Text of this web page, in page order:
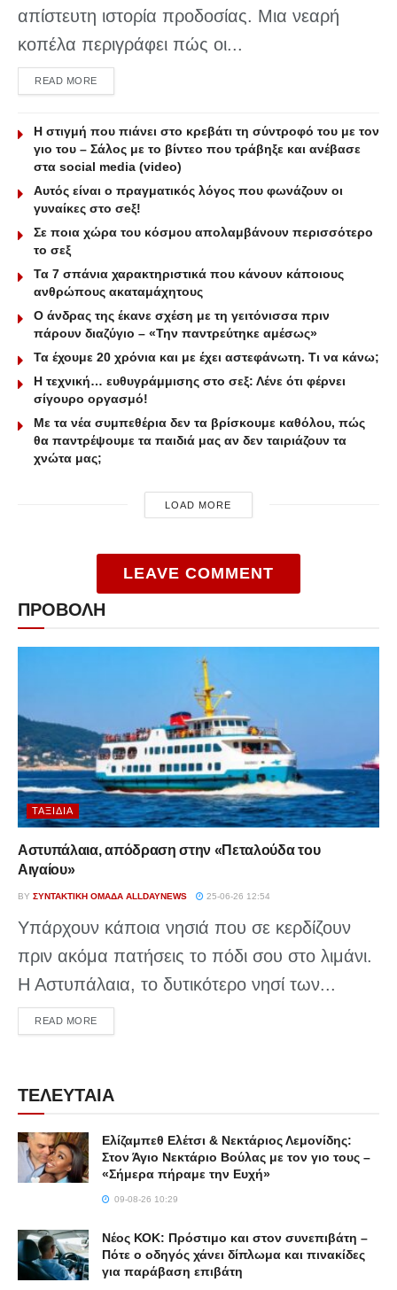
απίστευτη ιστορία προδοσίας. Μια νεαρή
κοπέλα περιγράφει πώς οι...
READ MOREDETAILS
Η στιγμή που πιάνει στο κρεβάτι τη σύντροφό του με τον
γιo του – Σάλος με το βίντεο που τράβηξε και ανέβασε
στα social media (video)
Αυτός είναι ο πραγματικός λόγος που φωνάζουν οι
γυναίκες στο σeξ!
Σε ποια χώρα του κόσμου απολαμβάνουν περισσότερο
το σεξ
Τα 7 σπάνια χαρακτηριστικά που κάνουν κάποιους
ανθρώπους ακαταμάχητους
Ο άνδρας της έκανε σχέση με τη γειτόνισσα πριν
πάρουν διαζύγιο – «Την παντρεύτηκε αμέσως»
Τα έχουμε 20 χρόνια και με έχει αστεφάνωτη. Τι να κάνω;
Η τεχνική… ευθυγράμμισης στο σεξ: Λένε ότι φέρνει
σίγουρο οργασμό!
Με τα νέα συμπεθέρια δεν τα βρίσκουμε καθόλου, πώς
θα παντρέψουμε τα παιδιά μας αν δεν ταιριάζουν τα
χνώτα μας;
LOAD MORE
LEAVE COMMENT
ΠΡΟΒΟΛΗ
ΤΑΞΊΔΙΑ
Αστυπάλαια, απόδραση στην «Πεταλούδα του
Αιγαίου»
BY ΣΥΝΤΑΚΤΙΚΉ ΟΜΆΔΑ ALLDAYNEWS 25-06-26 12:54
Υπάρχουν κάποια νησιά που σε κερδίζουν
πριν ακόμα πατήσεις το πόδι σου στο λιμάνι.
Η Αστυπάλαια, το δυτικότερο νησί των...
READ MOREDETAILS
ΤΕΛΕΥΤΑΙΑ
Ελίζαμπεθ Ελέτσι & Νεκτάριος Λεμονίδης:
Στον Άγιο Νεκτάριο Βούλας με τον γιο τους –
«Σήμερα πήραμε την Ευχή»
09-08-26 10:29
Νέος ΚΟΚ: Πρόστιμο και στον συνεπιβάτη –
Πότε ο οδηγός χάνει δίπλωμα και πινακίδες
για παράβαση επιβάτη